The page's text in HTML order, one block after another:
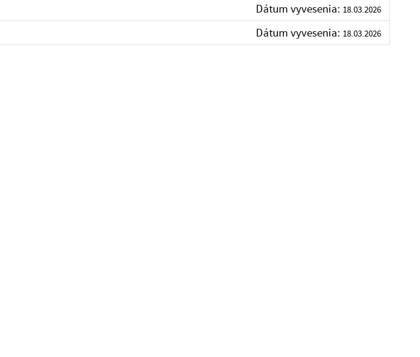
Dátum vyvesenia: 18.03.2026
Dátum vyvesenia: 18.03.2026